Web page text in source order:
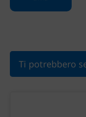
Ti potrebbero